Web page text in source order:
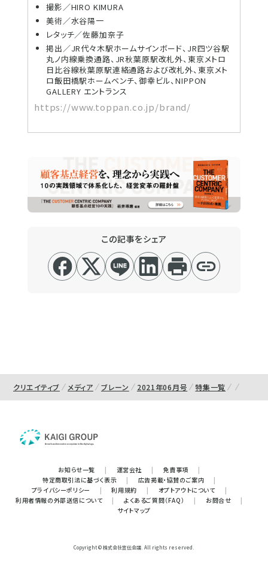
撮影／HIRO KIMURA
美術／水谷陽一
レタッチ／佐藤加奈子
掲出／JR代々木駅ホームサインボード、JR四ツ谷駅
丸ノ内線乗換通路、JR秋葉原駅改札外、東京メトロ
日比谷線秋葉原駅連絡通路および改札外、東京メト
ロ飯田橋駅ホームベンチ、御幸ビル、NIPPON
GALLERY エントランス
https://www.toppan.co.jp/brand/
この記事をシェア
クリエイティブ メディア ブレーン 2021年06月号 特集一覧
お知らせ一覧 | 運営会社 | 免責事項
|
特定商取引法に基づく表示
| 広告掲載・協賛のご案内
|
プライバシーポリシー
| 利用規約 | オプトアウトについて
|
利用者情報の外部送信について
| よくあるご質問（FAQ） | お問合せ
|
サイトマップ
Copyright © 株式会社宣伝会議. All rights reserved.